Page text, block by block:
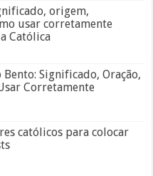
origem,
usar corretamente
Católica
Bento: Significado, Oração,
Corretamente
católicos para colocar